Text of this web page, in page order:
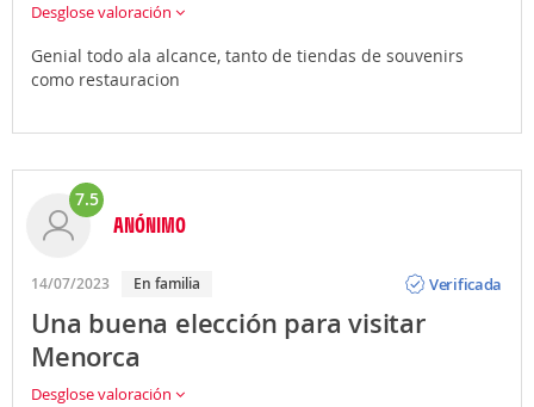
Desglose valoración
Genial todo ala alcance, tanto de tiendas de souvenirs
como restauracion
7.5
ANÓNIMO
14/07/2023 En familia
Verificada
Una buena elección para visitar
Menorca
Desglose valoración